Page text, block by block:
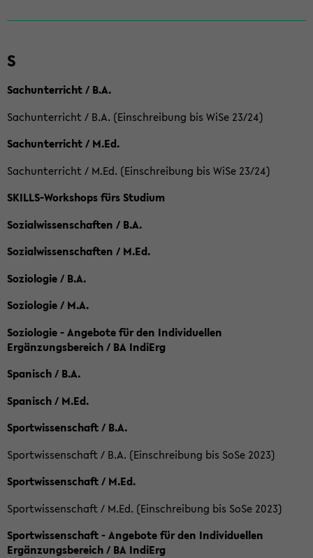
S
Sachunterricht / B.A.
Sachunterricht / B.A. (Einschreibung bis WiSe 23/24)
Sachunterricht / M.Ed.
Sachunterricht / M.Ed. (Einschreibung bis WiSe 23/24)
SKILLS-Workshops fürs Studium
Sozialwissenschaften / B.A.
Sozialwissenschaften / M.Ed.
Soziologie / B.A.
Soziologie / M.A.
Soziologie - Angebote für den Individuellen
Ergänzungsbereich / BA IndiErg
Spanisch / B.A.
Spanisch / M.Ed.
Sportwissenschaft / B.A.
Sportwissenschaft / B.A. (Einschreibung bis SoSe 2023)
Sportwissenschaft / M.Ed.
Sportwissenschaft / M.Ed. (Einschreibung bis SoSe 2023)
Sportwissenschaft - Angebote für den Individuellen
Ergänzungsbereich / BA IndiErg